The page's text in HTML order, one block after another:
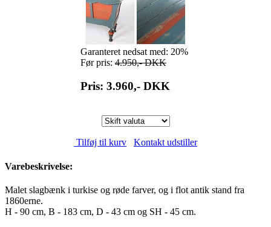
Garanteret nedsat med: 20%
Før pris: 4.950,-DKK
Pris: 3.960,- DKK
Tilføj til kurv Kontakt udstiller
Varebeskrivelse:
Malet slagbænk i turkise og røde farver, og i flot antik stand fra
1860erne.
H - 90 cm, B - 183 cm, D - 43 cm og SH - 45 cm.